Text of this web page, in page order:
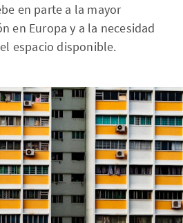
en parte a la mayor
en Europa y a la necesidad
espacio disponible.